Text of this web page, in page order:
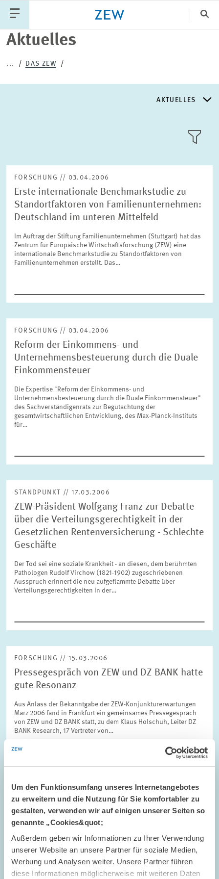
Um den Funktionsumfang unseres Internetangebotes
zu erweitern und die Nutzung für Sie komfortabler zu
gestalten, verwenden wir auf einigen unserer Seiten so
genannte „Cookies&quot;
Außerdem geben wir Informationen zu Ihrer Verwendung
unserer Website an unsere Partner für soziale Medien,
Werbung und Analysen weiter. Unsere Partner führen
diese Informationen möglicherweise mit weiteren Daten
Aktuelles
... DAS ZEW
AKTUELLES
AKTUELLES
ÜBER DAS ZEW
GESCHICHTE
HEINZ-KÖNIG-AWARD
WISSENSCHAFTSPREIS
Text
Jahr
Monat
Bereiche
Bitte wählen
Themen
Bitte wählen
FORSCHUNG // 03.04.2006
Erste internationale Benchmarkstudie zu
Standortfaktoren von Familienunternehmen:
Deutschland im unteren Mittelfeld
Im Auftrag der Stiftung Familienunternehmen (Stuttgart) hat das
Zentrum für Europäische Wirtschaftsforschung (ZEW) eine
internationale Benchmarkstudie zu Standortfaktoren von
Familienunternehmen erstellt. Das…
FORSCHUNG // 03.04.2006
Reform der Einkommens- und
Unternehmensbesteuerung durch die Duale
Einkommensteuer
Die Expertise "Reform der Einkommens- und
Unternehmensbesteuerung durch die Duale Einkommensteuer"
des Sachverständigenrats zur Begutachtung der
gesamtwirtschaftlichen Entwicklung, des Max-Planck-Instituts
für…
STANDPUNKT // 17.03.2006
ZEW-Präsident Wolfgang Franz zur Debatte
über die Verteilungsgerechtigkeit in der
Gesetzlichen Rentenversicherung - Schlechte
Geschäfte
Der Tod sei eine soziale Krankheit - an diesen, dem berühmten
Pathologen Rudolf Virchow (1821-1902) zugeschriebenen
Ausspruch erinnert die neu aufgeflammte Debatte über
Verteilungsgerechtigkeiten in der…
FORSCHUNG // 15.03.2006
Pressegespräch von ZEW und DZ BANK hatte
gute Resonanz
Aus Anlass der Bekanntgabe der ZEW-Konjunkturerwartungen
März 2006 fand in Frankfurt ein gemeinsames Pressegespräch
von ZEW und DZ BANK statt, zu dem Klaus Holschuh, Leiter DZ
BANK Research, 17 Vertreter von…
FORSCHUNG // 11.03.2006
Zwei studentische Hilfskräfte des ZEW
erhalten den "NRW Undergraduate Science
Award 2005" in der Kategorie "Economics"
Die beiden Studentinnen Elke Lüdemann (Universitaet
Mannheim) und Xuan Zhang (mittlerweile: Goethe-Universität
Frankfurt) erhalten den "NRW Undergraduate Science Award